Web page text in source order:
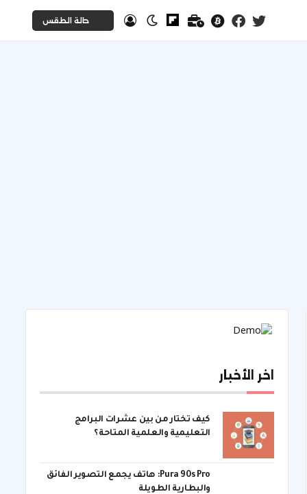
حالة الطقس
اخر الأخبار
كيف تختار من بين عشرات البرامج
التعليمية والعلمية المتاحة؟
Pura 90s Pro: هاتف يجمع التصوير الفائق
والبطارية الطويلة